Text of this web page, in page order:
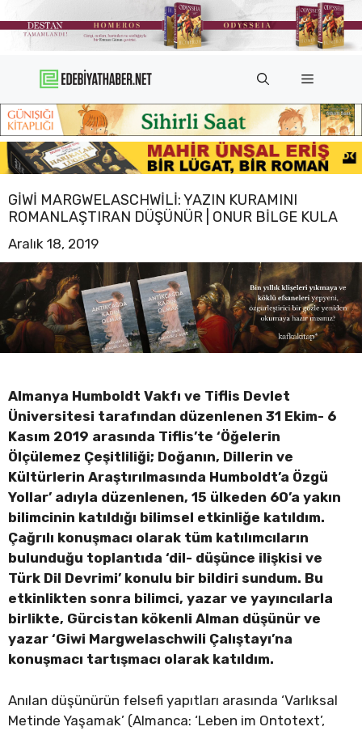
atla
Menü
GIWI MARGWELASCHWILI: YAZIN KURAMINI
ROMANLAŞTIRAN DÜŞÜNÜR | ONUR BILGE KULA
Aralık 18, 2019
Almanya Humboldt Vakfı ve Tiflis Devlet
Üniversitesi tarafından düzenlenen 31 Ekim- 6
Kasım 2019 arasında Tiflis’te ‘Öğelerin
Ölçülemez Çeşitliliği; Doğanın, Dillerin ve
Kültürlerin Araştırılmasında Humboldt’a Özgü
Yollar’ adıyla düzenlenen, 15 ülkeden 60’a yakın
bilimcinin katıldığı bilimsel etkinliğe katıldım.
Çağrılı konuşmacı olarak tüm katılımcıların
bulunduğu toplantıda ‘dil- düşünce ilişkisi ve
Türk Dil Devrimi’ konulu bir bildiri sundum. Bu
etkinlikten sonra bilimci, yazar ve yayıncılarla
birlikte, Gürcistan kökenli Alman düşünür ve
yazar ‘Giwi Margwelaschwili Çalıştayı’na
konuşmacı tartışmacı olarak katıldım.
Anılan düşünürün felsefi yapıtları arasında ‘Varlıksal
Metinde Yaşamak’ (Almanca: ‘Leben im Ontotext’,